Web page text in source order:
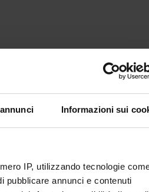
Informazioni sui
IP, utilizzando tecnologie
pubblicare annunci e contenuti
dal Dipartimento
Federico Perali